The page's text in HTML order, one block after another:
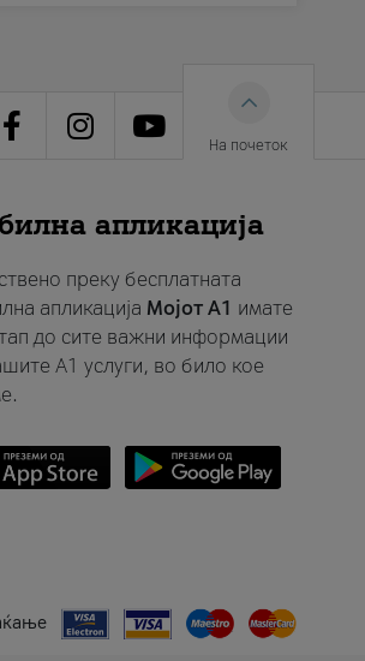
На почеток
апликација
преку бесплатната
апликација Мојот A1 имате
до сите важни информации
A1 услуги, во било кое